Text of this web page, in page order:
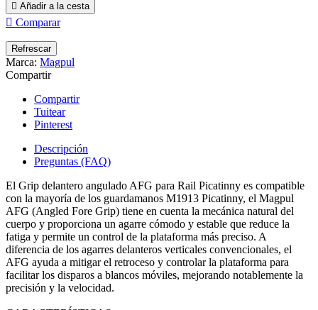
 Añadir a la cesta
 Comparar
Marca: Magpul
Compartir
Compartir
Tuitear
Pinterest
Descripción
Preguntas (FAQ)
El Grip delantero angulado AFG para Rail Picatinny es compatible
con la mayoría de los guardamanos M1913 Picatinny, el Magpul
AFG (Angled Fore Grip) tiene en cuenta la mecánica natural del
cuerpo y proporciona un agarre cómodo y estable que reduce la
fatiga y permite un control de la plataforma más preciso. A
diferencia de los agarres delanteros verticales convencionales, el
AFG ayuda a mitigar el retroceso y controlar la plataforma para
facilitar los disparos a blancos móviles, mejorando notablemente la
precisión y la velocidad.